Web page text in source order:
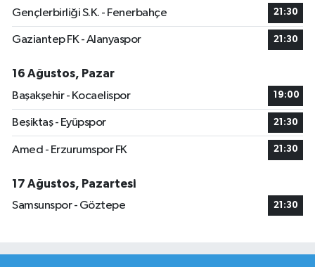
Gençlerbirliği S.K. - Fenerbahçe 21:30
Gaziantep FK - Alanyaspor 21:30
16 Ağustos, Pazar
Başakşehir - Kocaelispor
19:00
Beşiktaş - Eyüpspor 21:30
Amed - Erzurumspor FK 21:30
17 Ağustos, Pazartesi
Samsunspor - Göztepe
21:30